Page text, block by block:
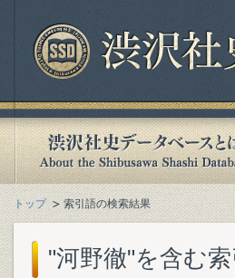
トップ 索引語の検索結果
"河野徹"を含む